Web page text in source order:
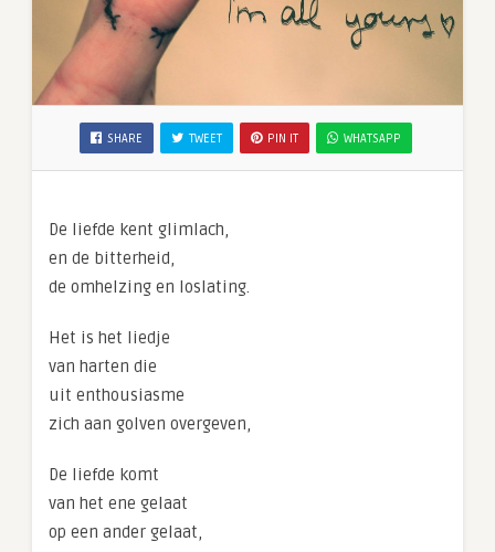
SHARE TWEET PIN IT WHATSAPP
De liefde kent glimlach,
en de bitterheid,
de omhelzing en loslating.
Het is het liedje
van harten die
uit enthousiasme
zich aan golven overgeven,
De liefde komt
van het ene gelaat
op een ander gelaat,